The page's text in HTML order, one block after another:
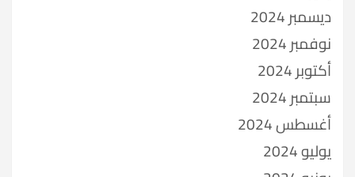
ديسمبر 2024
نوفمبر 2024
أكتوبر 2024
سبتمبر 2024
أغسطس 2024
يوليو 2024